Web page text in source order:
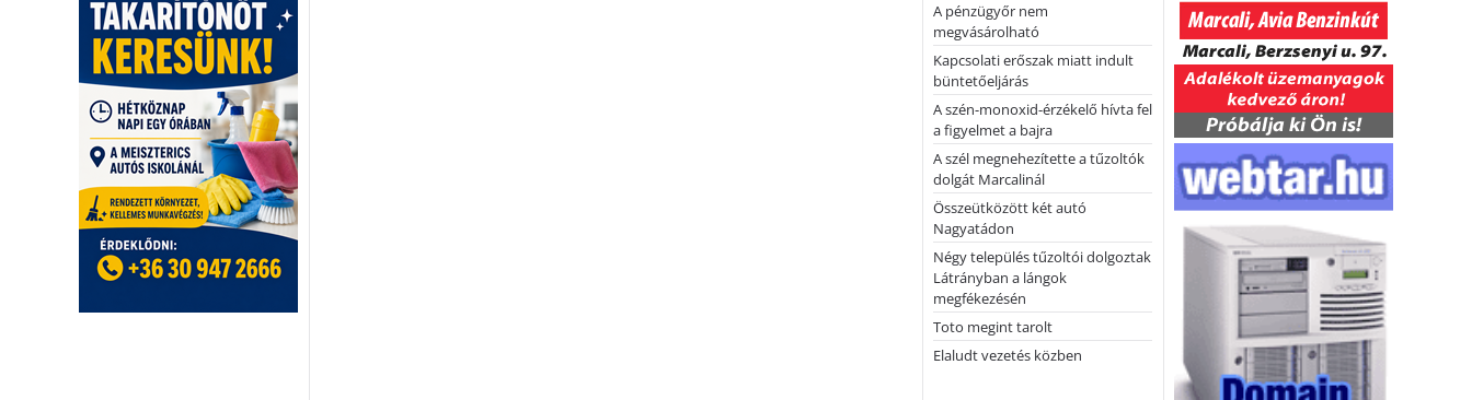
A pénzügyőr nem
megvásárolható
Kapcsolati erőszak miatt indult
büntetőeljárás
A szén-monoxid-érzékelő hívta fel
a figyelmet a bajra
A szél megnehezítette a tűzoltók
dolgát Marcalinál
Összeütközött két autó
Nagyatádon
Négy település tűzoltói dolgoztak
Látrányban a lángok
megfékezésén
Toto megint tarolt
Elaludt vezetés közben